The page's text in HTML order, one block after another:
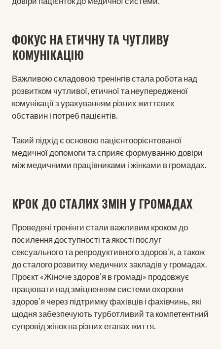
ФОКУС НА ЕТИЧНУ ТА ЧУТЛИВУ
КОМУНІКАЦІЮ
Важливою складовою тренінгів стала робота над
розвитком чутливої, етичної та неупередженої
комунікації з урахуванням різних життєвих
обставин і потреб пацієнтів.
Такий підхід є основою пацієнтоорієнтованої
медичної допомоги та сприяє формуванню довіри
між медичними працівниками і жінками в громадах.
КРОК ДО СТАЛИХ ЗМІН У ГРОМАДАХ
Проведені тренінги стали важливим кроком до
посилення доступності та якості послуг
сексуального та репродуктивного здоровʼя, а також
до сталого розвитку медичних закладів у громадах.
Проєкт «Жіноче здоровʼя в громаді» продовжує
працювати над зміцненням системи охорони
здоровʼя через підтримку фахівців і фахівчинь, які
щодня забезпечують турботливий та компетентний
супровід жінок на різних етапах життя.